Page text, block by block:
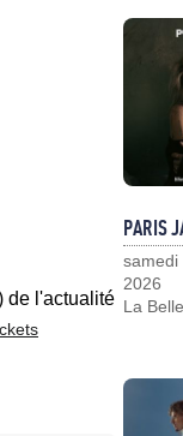
de l'actualité
PARIS
samedi
2026
La